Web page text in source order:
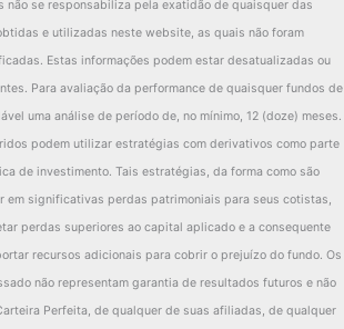
não se responsabiliza pela exatidão de quaisquer das
e utilizadas neste website, as quais não foram
Estas informações podem estar desatualizadas ou
Para avaliação da performance de quaisquer fundos de
uma análise de período de, no mínimo, 12 (doze) meses.
podem utilizar estratégias com derivativos como parte
de investimento. Tais estratégias, da forma como são
em significativas perdas patrimoniais para seus cotistas,
perdas superiores ao capital aplicado e a consequente
recursos adicionais para cobrir o prejuízo do fundo. Os
não representam garantia de resultados futuros e não
Perfeita, de qualquer de suas afiliadas, de qualquer